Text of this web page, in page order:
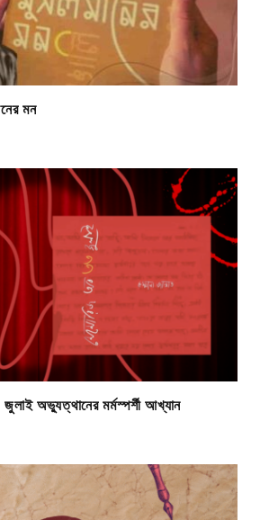
মন
অভ্যুত্থানের মর্মস্পর্শী আখ্যান